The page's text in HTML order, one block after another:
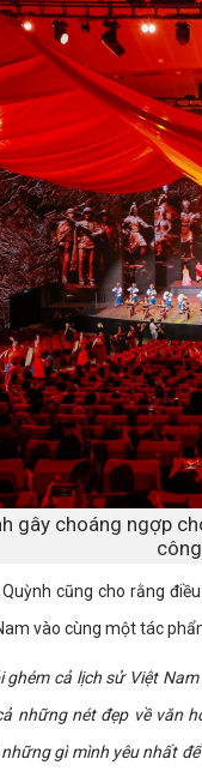
gây choáng ngợp
Quỳnh cũng cho rằng
vào cùng một tác
ghém cả lịch sử Việt
những nét đẹp về văn
gì mình yêu nhất để